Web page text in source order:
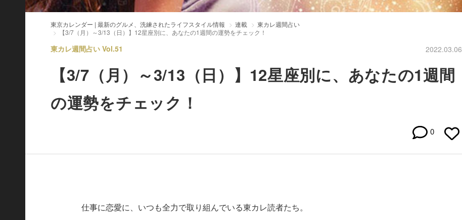
東京カレンダー | 最新のグルメ、洗練されたライフスタイル情報 連載
東カレ週間占い
【3/7（月）～3/13（日）】12星座別に、あなたの1週間の運勢をチェック！
東カレ週間占い Vol.51 2022.03.06
【3/7（月）～3/13（日）】12星座別に、あなたの1週間
の運勢をチェック！
0
仕事に恋愛に、いつも全力で取り組んでいる東カレ読者たち。